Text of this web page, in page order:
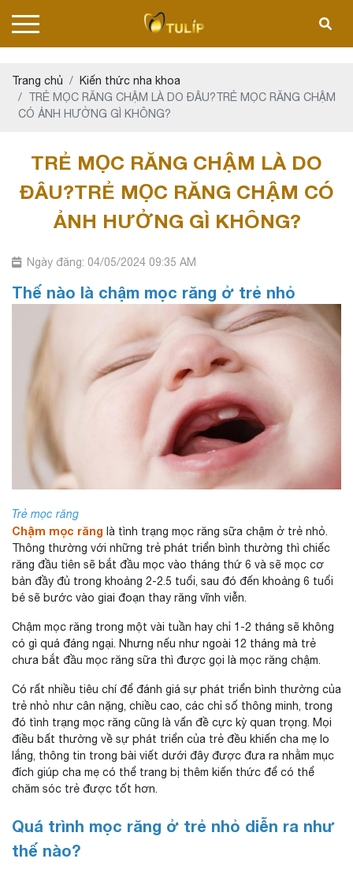
Trang chủ
Kiến thức nha khoa
TRẺ MỌC RĂNG CHẬM LÀ DO ĐÂU?TRẺ MỌC RĂNG CHẬM
CÓ ẢNH HƯỞNG GÌ KHÔNG?
TRẺ MỌC RĂNG CHẬM LÀ DO
ĐÂU?TRẺ MỌC RĂNG CHẬM CÓ
ẢNH HƯỞNG GÌ KHÔNG?
Ngày đăng: 04/05/2024 09:35 AM
Thế nào là chậm mọc răng ở trẻ nhỏ
Trẻ mọc răng
Chậm mọc răng là tình trạng mọc răng sữa chậm ở trẻ nhỏ.
Thông thường với những trẻ phát triển bình thường thì chiếc
răng đầu tiên sẽ bắt đầu mọc vào tháng thứ 6 và sẽ mọc cơ
bản đầy đủ trong khoảng 2-2.5 tuổi, sau đó đến khoảng 6 tuổi
bé sẽ bước vào giai đoạn thay răng vĩnh viễn.
Chậm mọc răng trong một vài tuần hay chỉ 1-2 tháng sẽ không
có gì quá đáng ngại. Nhưng nếu như ngoài 12 tháng mà trẻ
chưa bắt đầu mọc răng sữa thì được gọi là mọc răng chậm.
Có rất nhiều tiêu chí để đánh giá sự phát triển bình thường của
trẻ nhỏ như cân nặng, chiều cao, các chỉ số thông minh, trong
đó tình trạng mọc răng cũng là vấn đề cực kỳ quan trọng. Mọi
điều bất thường về sự phát triển của trẻ đều khiến cha mẹ lo
lắng, thông tin trong bài viết dưới đây được đưa ra nhằm mục
đích giúp cha mẹ có thể trang bị thêm kiến thức để có thể
chăm sóc trẻ được tốt hơn.
Quá trình mọc răng ở trẻ nhỏ diễn ra như
thế nào?